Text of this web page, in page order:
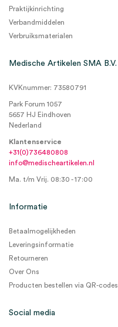
Praktijkinrichting
Verbandmiddelen
Verbruiksmaterialen
Medische Artikelen SMA B.V.
KVKnummer: 73580791
Park Forum 1057
5657 HJ Eindhoven
Nederland
Klantenservice
+31(0)736480808
info@medischeartikelen.nl
Ma. t/m Vrij. 08:30 - 17:00
Informatie
Betaalmogelijkheden
Leveringsinformatie
Retourneren
Over Ons
Producten bestellen via QR-codes
Social media